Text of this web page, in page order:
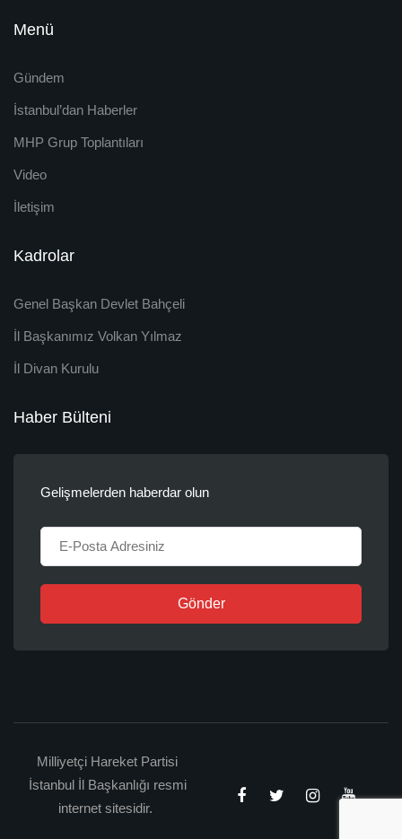
Menü
Gündem
İstanbul’dan Haberler
MHP Grup Toplantıları
Video
İletişim
Kadrolar
Genel Başkan Devlet Bahçeli
İl Başkanımız Volkan Yılmaz
İl Divan Kurulu
Haber Bülteni
Gelişmelerden haberdar olun
Gönder
Milliyetçi Hareket Partisi
İstanbul İl Başkanlığı resmi
internet sitesidir.